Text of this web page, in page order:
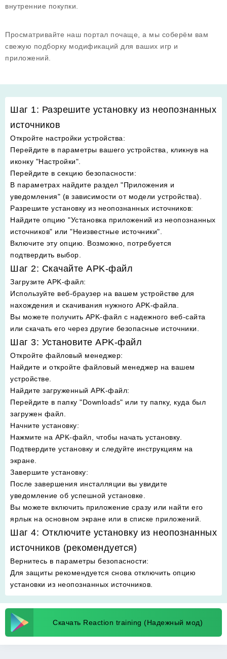
внутренние покупки.
Просматривайте наш портал почаще, а мы соберём вам
свежую подборку модификаций для ваших игр и
приложений.
Шаг 1: Разрешите установку из неопознанных
источников
Откройте настройки устройства:
Перейдите в параметры вашего устройства, кликнув на
иконку "Настройки".
Перейдите в секцию безопасности:
В параметрах найдите раздел "Приложения и
уведомления" (в зависимости от модели устройства).
Разрешите установку из неопознанных источников:
Найдите опцию "Установка приложений из неопознанных
источников" или "Неизвестные источники".
Включите эту опцию. Возможно, потребуется
подтвердить выбор.
Шаг 2: Скачайте APK-файл
Загрузите APK-файл:
Используйте веб-браузер на вашем устройстве для
нахождения и скачивания нужного APK-файла.
Вы можете получить APK-файл с надежного веб-сайта
или скачать его через другие безопасные источники.
Шаг 3: Установите APK-файл
Откройте файловый менеджер:
Найдите и откройте файловый менеджер на вашем
устройстве.
Найдите загруженный APK-файл:
Перейдите в папку "Downloads" или ту папку, куда был
загружен файл.
Начните установку:
Нажмите на APK-файл, чтобы начать установку.
Подтвердите установку и следуйте инструкциям на
экране.
Завершите установку:
После завершения инсталляции вы увидите
уведомление об успешной установке.
Вы можете включить приложение сразу или найти его
ярлык на основном экране или в списке приложений.
Шаг 4: Отключите установку из неопознанных
источников (рекомендуется)
Вернитесь в параметры безопасности:
Для защиты рекомендуется снова отключить опцию
установки из неопознанных источников.
Скачать Reaction training (Надежный мод)